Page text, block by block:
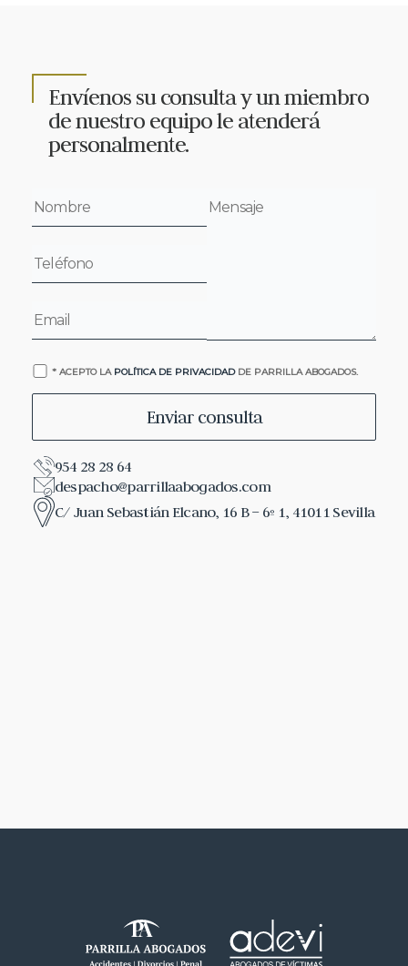
Envíenos su consulta y un miembro
de nuestro equipo le atenderá
personalmente.
* ACEPTO LA POLÍTICA DE PRIVACIDADDE PARRILLA ABOGADOS.
954 28 28 64
despacho@parrillaabogados.com
C/ Juan Sebastián Elcano, 16 B – 6º 1, 41011 Sevilla